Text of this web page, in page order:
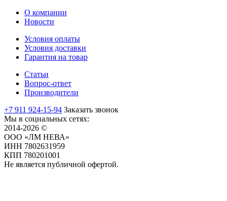
О компании
Новости
Условия оплаты
Условия доставки
Гарантия на товар
Статьи
Вопрос-ответ
Производители
+7 911 924-15-94 Заказать звонок
Мы в социальных сетях:
2014-2026 ©
ООО «ЛМ НЕВА»
ИНН 7802631959
КПП 780201001
Не является публичной офертой.